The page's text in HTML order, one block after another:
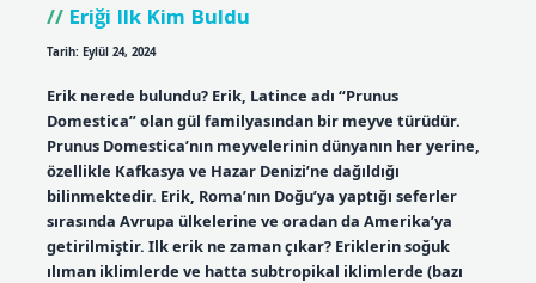
Eriği Ilk Kim Buldu
Tarih: Eylül 24, 2024
Erik nerede bulundu? Erik, Latince adı “Prunus
Domestica” olan gül familyasından bir meyve türüdür.
Prunus Domestica’nın meyvelerinin dünyanın her yerine,
özellikle Kafkasya ve Hazar Denizi’ne dağıldığı
bilinmektedir. Erik, Roma’nın Doğu’ya yaptığı seferler
sırasında Avrupa ülkelerine ve oradan da Amerika’ya
getirilmiştir. Ilk erik ne zaman çıkar? Eriklerin soğuk
ılıman iklimlerde ve hatta subtropikal iklimlerde (bazı